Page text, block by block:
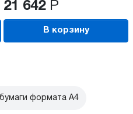
21 642 Р
В корзину
формата А4